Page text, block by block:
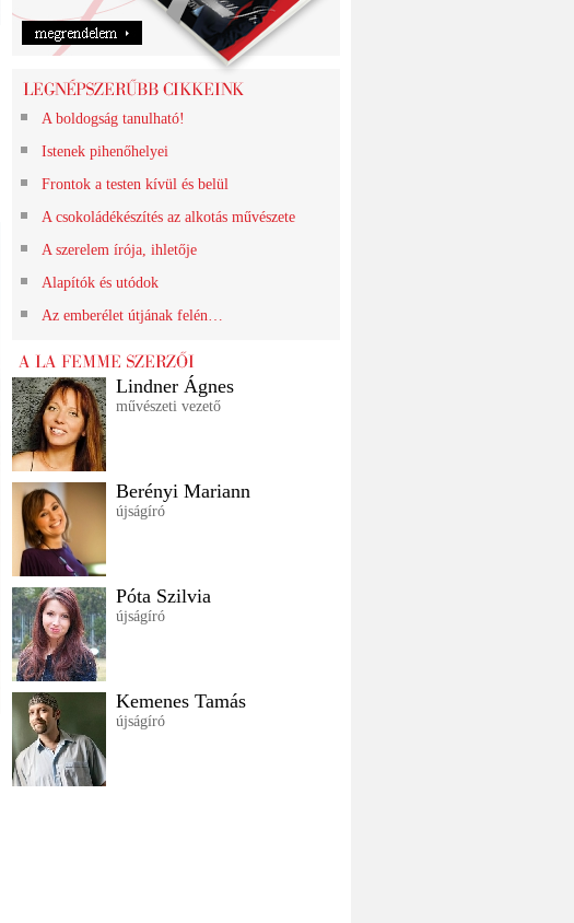
A boldogság tanulható!
Istenek pihenőhelyei
Frontok a testen kívül és belül
A csokoládékészítés az alkotás művészete
A szerelem írója, ihletője
Alapítók és utódok
Az emberélet útjának felén…
Lindner Ágnes
művészeti vezető
Berényi Mariann
újságíró
Póta Szilvia
újságíró
Kemenes Tamás
újságíró